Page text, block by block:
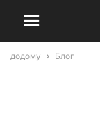
додому Блог